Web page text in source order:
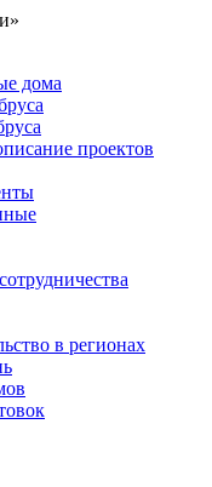
дома
проектов
в регионах